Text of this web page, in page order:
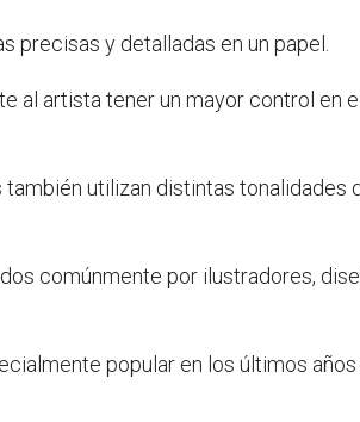
precisas y detalladas en un papel.
al artista tener un mayor control en
utilizan distintas tonalidades
comúnmente por ilustradores,
popular en los últimos